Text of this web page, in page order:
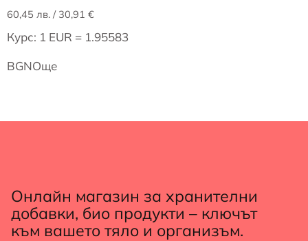
60,45 лв. / 30,91 €
Курс: 1 EUR = 1.95583
BGNОще
Онлайн магазин за хранителни
добавки, био продукти – ключът
към вашето тяло и организъм.